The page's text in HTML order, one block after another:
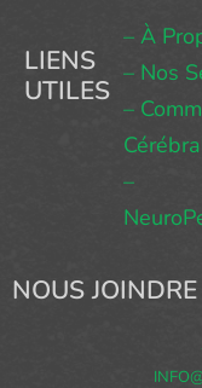
LIENS
UTILES
– À
– Nos
–
–
NOUS JOINDRE